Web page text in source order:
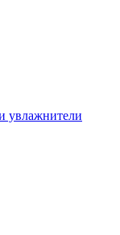
увлажнители